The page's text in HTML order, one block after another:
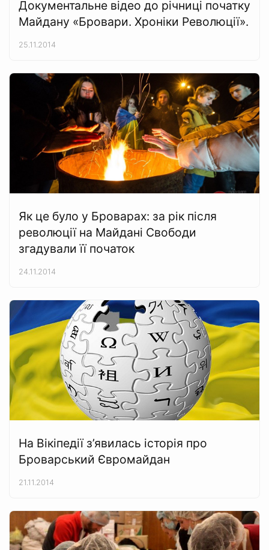
Документальне відео до річниці початку
Майдану «Бровари. Хроніки Революції».
25.11.2014
Як це було у Броварах: за рік після
революції на Майдані Свободи
згадували її початок
24.11.2014
На Вікіпедії з’явилась історія про
Броварський Євромайдан
21.11.2014